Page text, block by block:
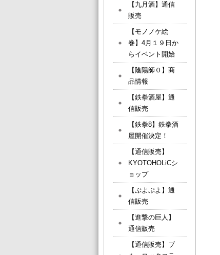
【九月酒】通信
販売
【モノノケ絵
巻】4月１９日か
らイベント開始
【陰陽師０】商
品情報
【鉄拳酒屋】通
信販売
【鉄拳8】鉄拳酒
屋開催決定！
【通信販売】
KYOTOHOLiCシ
ョップ
【ぷよぷよ】通
信販売
【進撃の巨人】
通信販売
【通信販売】ブ